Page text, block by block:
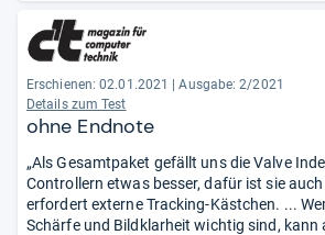
Erschienen: 02.01.2021 | Ausgabe: 2/2021
Details zum Test
ohne Endnote
„Als Gesamtpaket gefällt uns die Valve
Controllern etwas besser, dafür ist sie
erfordert externe Tracking-Kästchen. ...
Schärfe und Bildklarheit wichtig sind, kann